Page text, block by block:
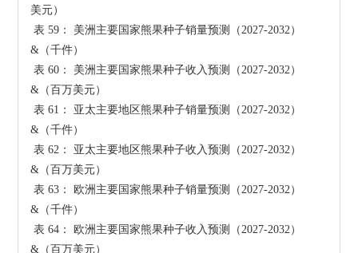
美元）
表 59： 美洲主要国家熊果种子销量预测（2027-2032）
&（千件）
表 60： 美洲主要国家熊果种子收入预测（2027-2032）
&（百万美元）
表 61： 亚太主要地区熊果种子销量预测（2027-2032）
&（千件）
表 62： 亚太主要地区熊果种子收入预测（2027-2032）
&（百万美元）
表 63： 欧洲主要国家熊果种子销量预测（2027-2032）
&（千件）
表 64： 欧洲主要国家熊果种子收入预测（2027-2032）
&（百万美元）